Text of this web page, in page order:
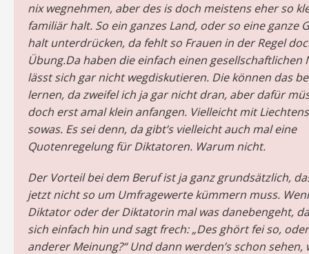
nix wegnehmen, aber des is doch meistens eher so
familiär halt. So ein ganzes Land, oder so eine ganze
halt unterdrücken, da fehlt so Frauen in der Regel
Übung.Da haben die einfach einen gesellschaftlichen
lässt sich gar nicht wegdiskutieren. Die können das
lernen, da zweifel ich ja gar nicht dran, aber dafür
doch erst amal klein anfangen. Vielleicht mit
sowas. Es sei denn, da gibt’s vielleicht auch mal eine
Quotenregelung für Diktatoren. Warum nicht.
Der Vorteil bei dem Beruf ist ja ganz grundsätzlich,
jetzt nicht so um Umfragewerte kümmern muss.
Diktator oder der Diktatorin mal was danebengeht,
sich einfach hin und sagt frech: „Des ghört fei so,
anderer Meinung?“ Und dann werden’s schon sehen,